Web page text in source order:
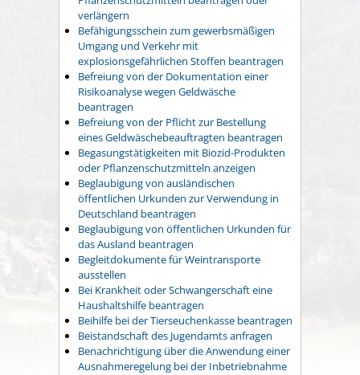
verlängern
Befähigungsschein zum gewerbsmäßigen
Umgang und Verkehr mit
explosionsgefährlichen Stoffen beantragen
Befreiung von der Dokumentation einer
Risikoanalyse wegen Geldwäsche
beantragen
Befreiung von der Pflicht zur Bestellung
eines Geldwäschebeauftragten beantragen
Begasungstätigkeiten mit Biozid-Produkten
oder Pflanzenschutzmitteln anzeigen
Beglaubigung von ausländischen
öffentlichen Urkunden zur Verwendung in
Deutschland beantragen
Beglaubigung von öffentlichen Urkunden für
das Ausland beantragen
Begleitdokumente für Weintransporte
ausstellen
Bei Krankheit oder Schwangerschaft eine
Haushaltshilfe beantragen
Beihilfe bei der Tierseuchenkasse beantragen
Beistandschaft des Jugendamts anfragen
Benachrichtigung über die Anwendung einer
Ausnahmeregelung bei der Inbetriebnahme